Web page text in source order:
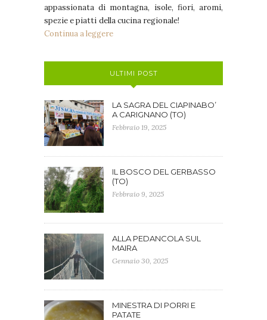
appassionata di montagna, isole, fiori, aromi,
spezie e piatti della cucina regionale!
Continua a leggere
ULTIMI POST
LA SAGRA DEL CIAPINABO’
A CARIGNANO (TO)
Febbraio 19, 2025
IL BOSCO DEL GERBASSO
(TO)
Febbraio 9, 2025
ALLA PEDANCOLA SUL
MAIRA
Gennaio 30, 2025
MINESTRA DI PORRI E
PATATE